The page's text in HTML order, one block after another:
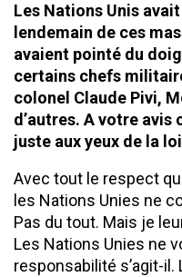
Les Nations Unis
lendemain de ces
avaient pointé du
certains chefs
colonel Claude Pivi,
d’autres. A votre
juste aux yeux de la
Avec tout le respect
les Nations Unies ne
Pas du tout. Mais je
Les Nations Unies ne
responsabilité s’agit-